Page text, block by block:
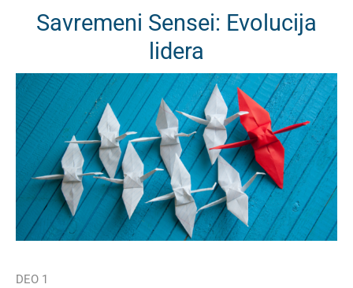
Savremeni Sensei: Evolucija
lidera
DEO 1